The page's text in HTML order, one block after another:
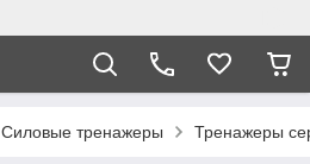
Силовые тренажеры Тренажеры